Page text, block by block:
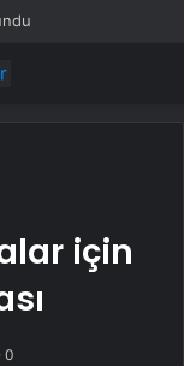
Durgunluk
için
0